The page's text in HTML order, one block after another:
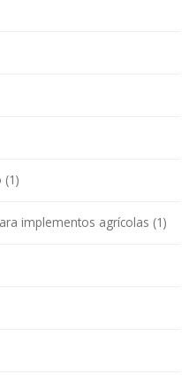
implementos agrícolas (1)